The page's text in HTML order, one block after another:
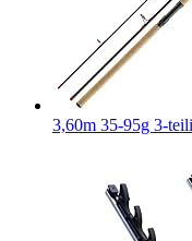
3,60m 35-95g 3-